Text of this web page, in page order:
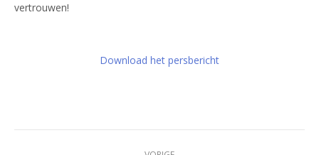
vertrouwen!
Download het persbericht